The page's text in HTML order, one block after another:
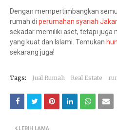
Dengan mempertimbangkan
rumah di perumahan syariah
sekadar memiliki aset, tetapi juga
yang kuat dan Islami. Temukan
sekarang juga!
Tags: Jual Rumah Real Estate
LEBIH LAMA